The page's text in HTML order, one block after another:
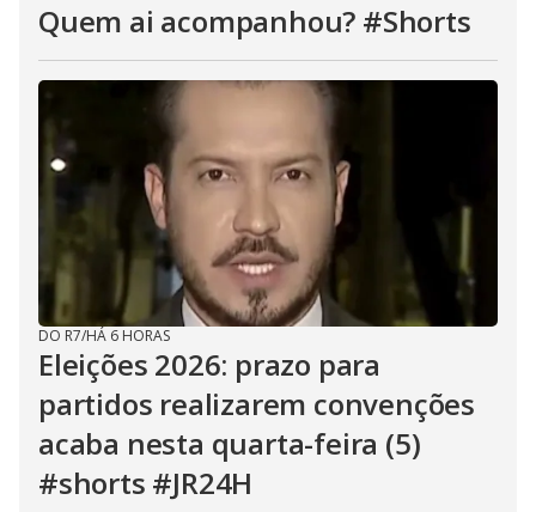
Quem ai acompanhou? #Shorts
DO R7/HÁ 6 HORAS
Eleições 2026: prazo para
partidos realizarem convenções
acaba nesta quarta-feira (5)
#shorts #JR24H